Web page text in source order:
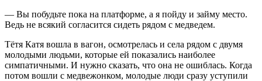
— Вы побудьте пока на платформе, а я пойду и займу место.
Ведь не всякий согласится сидеть рядом с медведем.
Тётя Катя вошла в вагон, осмотрелась и села рядом с двумя
молодыми людьми, которые ей показались наиболее
симпатичными. И нужно сказать, что она не ошиблась. Когда
потом вошли с медвежонком, молодые люди сразу уступили